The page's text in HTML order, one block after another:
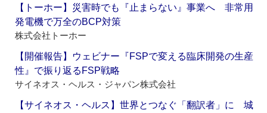
【トーホー】災害時でも『止まらない』事業へ 非常用
発電機で万全のBCP対策
株式会社トーホー
【開催報告】ウェビナー『FSPで変える臨床開発の生産
性』で振り返るFSP戦略
サイネオス・ヘルス・ジャパン株式会社
【サイネオス・ヘルス】世界とつなぐ「翻訳者」に 城